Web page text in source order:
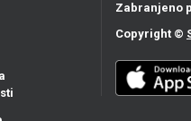
Zabranjeno
Copyright ©